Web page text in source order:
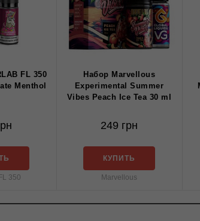
FL 350
Menthol
350
Набор Marvellous
Experimental Summer
Vibes Peach Ice Tea 30 ml
249 грн
КУПИТЬ
Marvellous